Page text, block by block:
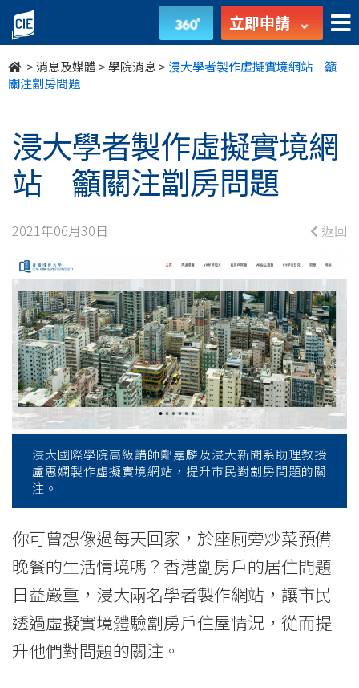
浸
大
學
製
作
虛
擬
實
境
網
站
籲
注
劏
房
問
題
立即申請
>消息及媒體 >學院消息 > 浸大學者製作虛擬實境網站 籲
關注劏房問題
浸大學者製作虛擬實境網
站 籲關注劏房問題
2021年06月30日 返回
浸大國際學院高級講師鄭嘉麟及浸大新聞系助理教授
盧惠嫻製作虛擬實境網站，提升市民對劏房問題的關
注。
你可曾想像過每天回家，於座廁旁炒菜預備
晚餐的生活情境嗎？香港劏房戶的居住問題
日益嚴重，浸大兩名學者製作網站，讓市民
透過虛擬實境體驗劏房戶住屋情況，從而提
升他們對問題的關注。